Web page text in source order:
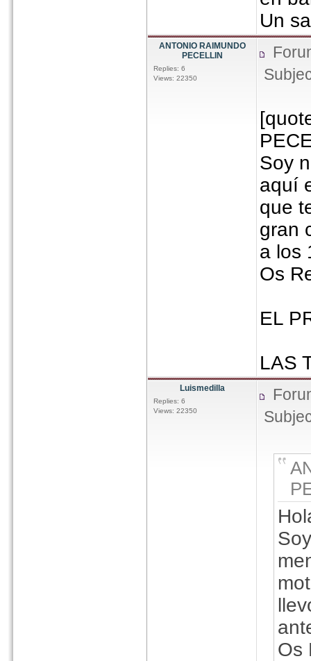
Un
ANTONIO RAIMUNDO
PECELLIN
Replies: 6
Views: 22350
Soy
aquí
que
gran
a los
Os
EL
LAS
Luismedilla
Replies: 6
Views: 22350
Os